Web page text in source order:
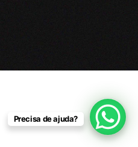
Precisa de ajuda?